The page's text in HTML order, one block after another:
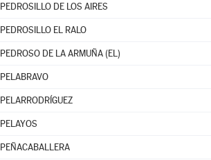
PEDROSILLO DE LOS AIRES
PEDROSILLO EL RALO
PEDROSO DE LA ARMUÑA (EL)
PELABRAVO
PELARRODRÍGUEZ
PELAYOS
PEÑACABALLERA